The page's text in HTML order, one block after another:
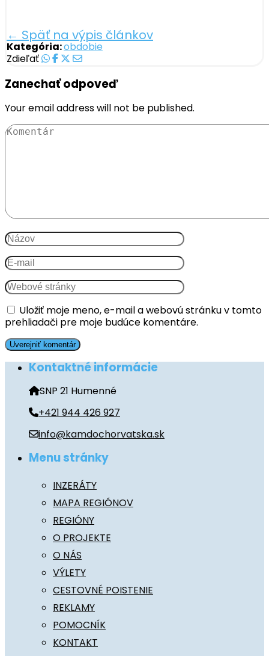
← Späť na výpis článkov
Kategória:obdobie
Zdieľať
Zanechať odpoveď
Your email address will not be published.
Uložiť moje meno, e-mail a webovú stránku v tomto
prehliadači pre moje budúce komentáre.
Kontaktné informácie
SNP 21 Humenné
+421 944 426 927
info@kamdochorvatska.sk
Menu stránky
INZERÁTY
MAPA REGIÓNOV
REGIÓNY
O PROJEKTE
O NÁS
VÝLETY
CESTOVNÉ POISTENIE
REKLAMY
POMOCNÍK
KONTAKT